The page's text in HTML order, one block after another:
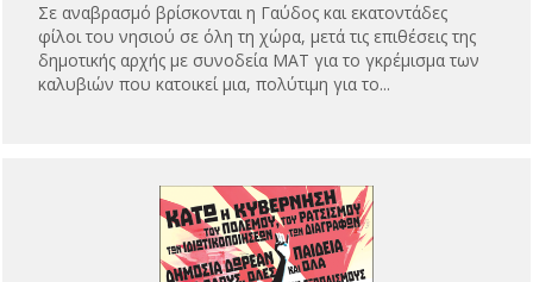
Σε αναβρασμό βρίσκονται η Γαύδος και εκατοντάδες
φίλοι του νησιού σε όλη τη χώρα, μετά τις επιθέσεις της
δημοτικής αρχής με συνοδεία ΜΑΤ για το γκρέμισμα των
καλυβιών που κατοικεί μια, πολύτιμη για το...